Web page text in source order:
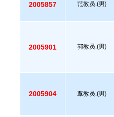
2005857 范教员.(男)
2005901 郭教员.(男)
2005904 覃教员.(男)